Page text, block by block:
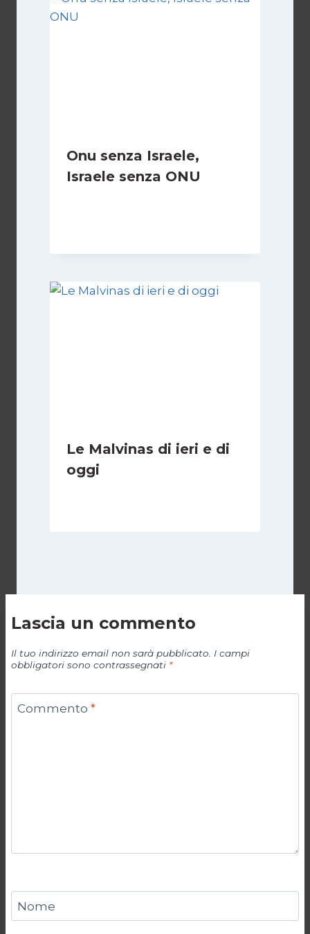
Onu senza Israele,
Israele senza ONU
Le Malvinas di ieri e di
oggi
Lascia un commento
Il tuo indirizzo email non sarà pubblicato. I campi
obbligatori sono contrassegnati *
Commento *
Nome